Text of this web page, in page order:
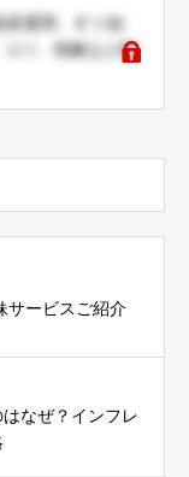
運用、すぐ始
ツ、戦略など解
サービスご紹介
なぜ？インフレ